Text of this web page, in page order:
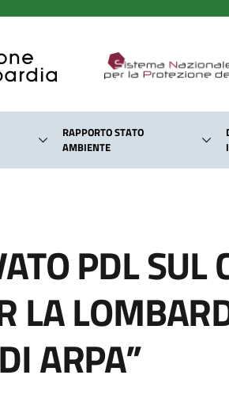
RAPPORTO STATO
AMBIENTE
PDL SUL
LA
ARPA”